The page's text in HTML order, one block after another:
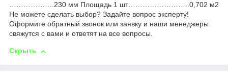
……………….230 мм Площадь 1 шт……………………..0,702 м2
Не можете сделать выбор? Задайте вопрос эксперту!
Оформите обратный звонок или заявку и наши менеджеры
свяжутся с вами и ответят на все вопросы.
Скрыть